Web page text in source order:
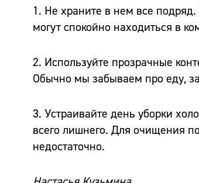
1. Не храните в нем все
могут спокойно находиться в
2. Используйте прозрачные
Обычно мы забываем про еду,
3. Устраивайте день уборки
всего лишнего. Для очищения
недостаточно.